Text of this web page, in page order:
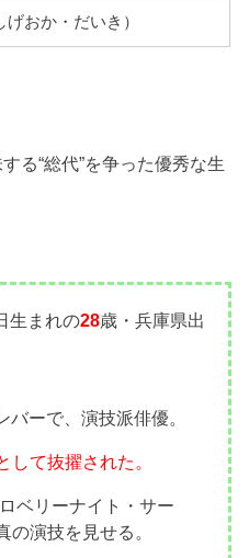
おか・だいき）
る“総代”を争った優秀な生
生まれの28歳・兵庫県出
ーで、演技派俳優。
して抜擢された。
ベリーナイト・サー
の演技を見せる。